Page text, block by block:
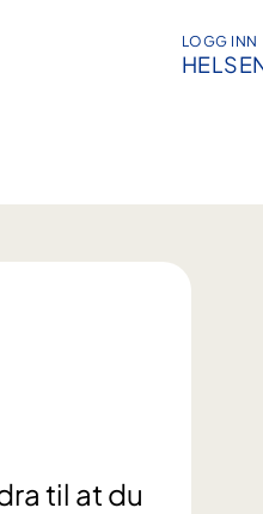
LOGG INN
til at du